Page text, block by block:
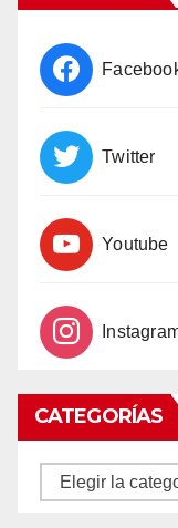
Twitter
Youtube
CATEGORÍAS
CATEGORÍAS